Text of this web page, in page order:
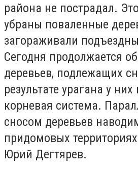
района не пострадал.
убраны поваленные
загораживали
Сегодня продолжается
деревьев, подлежащих
результате урагана у
корневая система.
сносом деревьев
придомовых
Юрий Дегтярев.